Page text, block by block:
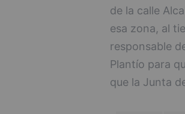
de la calle
esa zona, al
responsable
Plantío para
que la Junta